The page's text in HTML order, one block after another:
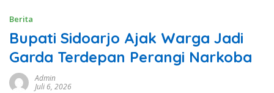
Berita
Bupati Sidoarjo Ajak Warga Jadi
Garda Terdepan Perangi Narkoba
Admin
Juli 6, 2026